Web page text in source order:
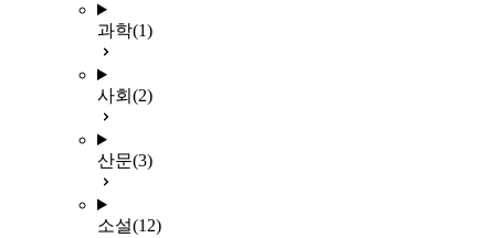
과학(1)
사회 (2)
산문(3)
소설(12)